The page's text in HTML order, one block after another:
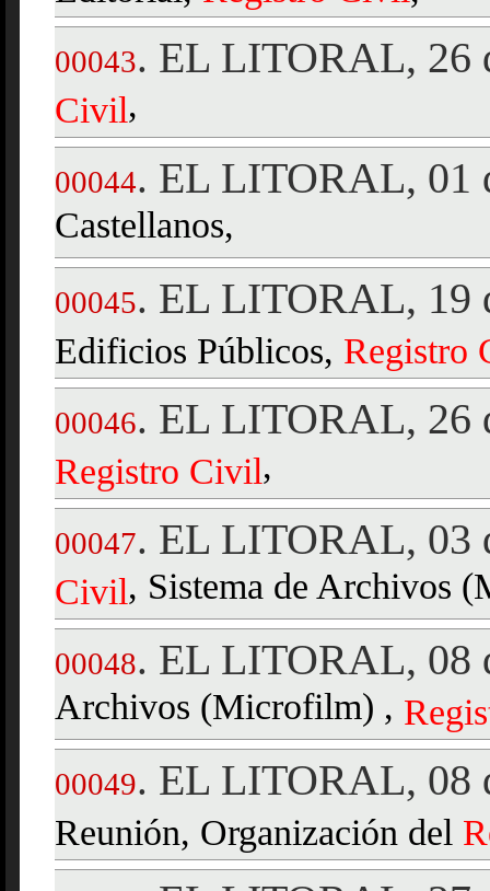
00043. EL LITORAL, 26
Civil,
00044. EL LITORAL, 01
Castellanos,
00045. EL LITORAL, 19
Edificios Públicos, Registro
00046. EL LITORAL, 26
Registro Civil,
00047. EL LITORAL, 03
Civil, Sistema de Archivos
00048. EL LITORAL, 08
Archivos (Microfilm) ,
00049. EL LITORAL, 08
Reunión, Organización del